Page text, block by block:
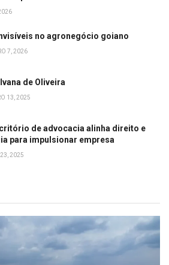
no agronegócio goiano
7, 2026
de Oliveira
13, 2025
de advocacia alinha direito e
para impulsionar empresa
2025